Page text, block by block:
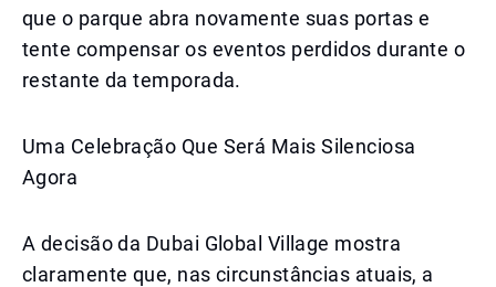
que o parque abra novamente suas portas e
tente compensar os eventos perdidos durante o
restante da temporada.
Uma Celebração Que Será Mais Silenciosa
Agora
A decisão da Dubai Global Village mostra
claramente que, nas circunstâncias atuais, a